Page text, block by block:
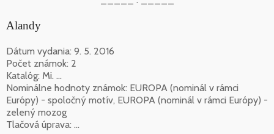
Alandy
Dátum vydania: 9. 5. 2016
Počet známok: 2
Katalóg: Mi. ...
Nominálne hodnoty známok: EUROPA (nominál v rámci
Európy) - spoločný motív, EUROPA (nominál v rámci Európy) -
zelený mozog
Tlačová úprava: ...